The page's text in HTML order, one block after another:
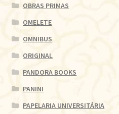
OBRAS PRIMAS
OMELETE
OMNIBUS
ORIGINAL
PANDORA BOOKS
PANINI
PAPELARIA UNIVERSITÁRIA